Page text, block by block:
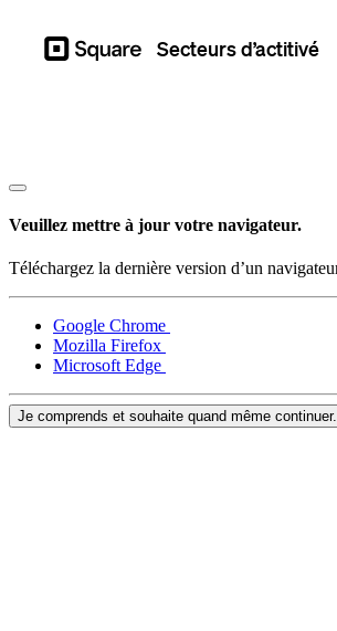
Square Secteurs d’actitivé
Veuillez mettre à jour votre navigateur.
Téléchargez la dernière version d’un
Google Chrome
Mozilla Firefox
Microsoft Edge
Je comprends et souhaite quand même continuer.